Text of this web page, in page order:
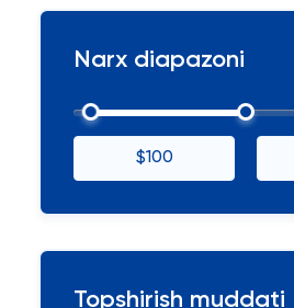
Narx diapazoni
$100
Topshirish muddati